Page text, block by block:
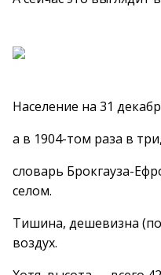
Население на 31
а в 1904-том раза в
словарь Брокгауза-
селом.
Тишина, дешевизна
воздух.